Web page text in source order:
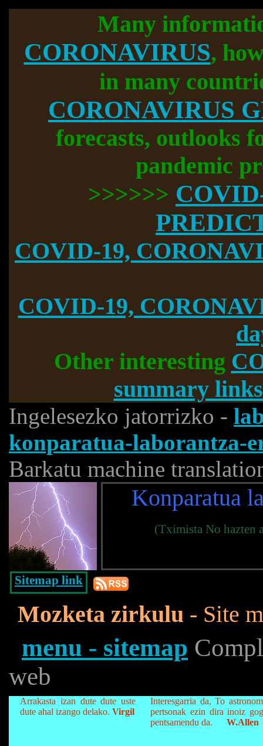
Many
CORONAVIRUS,
in many
CORONAVIRUS
forecasts, outlooks
pandemic
>>>>>>
COVID-19,
COVID-19,
Other interesting
summary
Ingelesezko jatorrizko -
konparatua-laborantza-
Barkatu machine
Konparatua
(Tximista No hazten
Sitemap link
Mozketa zirkulu - Site
menu - sitemap
web
Arrakasta izan dute dute uste
dute ahal izango delako. Virgil
Interesgarria da, To
pertsonak ezin dira inoiz
pentsamendu da. W.Allen